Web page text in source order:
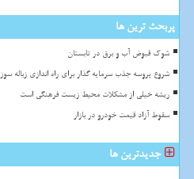
پربحث ترین ها
شوک قبوض آب و برق در تابستان
شروع پروسه جذب سرمایه گذار برای راه اندازی زباله سوز ۳۰۰ تنی اصفهان
ریشه خیلی از مشکلات محیط زیست فرهنگی است
سقوط آزاد قیمت خودرو در بازار
جدیدترین ها